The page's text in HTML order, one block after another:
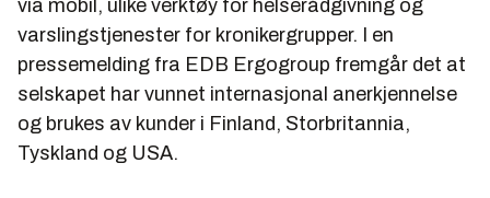
via mobil, ulike verktøy for helserådgivning og
varslingstjenester for kronikergrupper. I en
pressemelding fra EDB Ergogroup fremgår det at
selskapet har vunnet internasjonal anerkjennelse
og brukes av kunder i Finland, Storbritannia,
Tyskland og USA.